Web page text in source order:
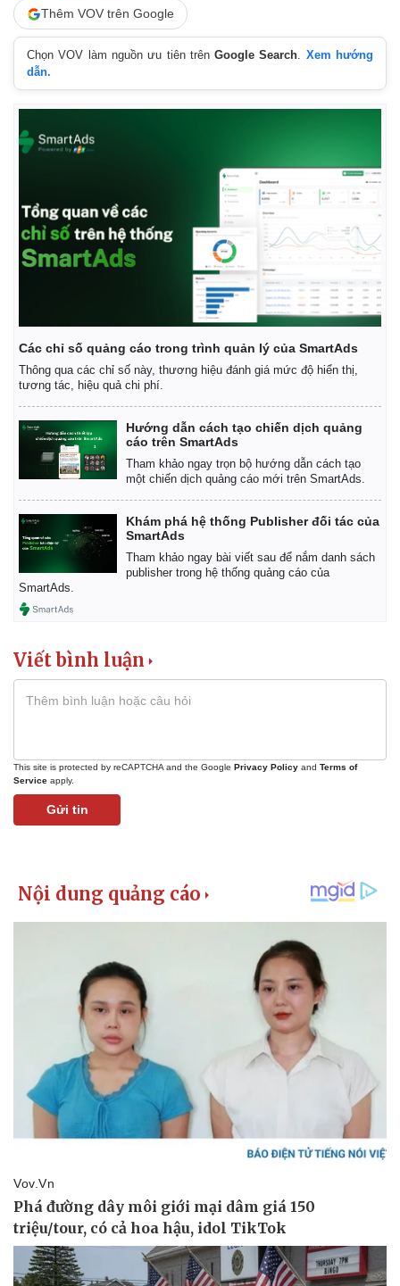
Kinh tế
Thêm VOV trên Google
Chọn VOV làm nguồn ưu tiên trênGoogle Search. Xem hướng
dẫn.
Các chỉ số quảng cáo trong trình quản lý của SmartAds
Thông qua các chỉ số này, thương hiệu đánh giá mức độ hiển thị,
tương tác, hiệu quả chi phí.
Hướng dẫn cách tạo chiến dịch quảng
cáo trên SmartAds
Tham khảo ngay trọn bộ hướng dẫn cách tạo
một chiến dịch quảng cáo mới trên SmartAds.
Khám phá hệ thống Publisher đối tác của
SmartAds
Tham khảo ngay bài viết sau để nắm danh sách
publisher trong hệ thống quảng cáo của
SmartAds.
Viết bình luận
This site is protected by reCAPTCHA and the Google Privacy Policy and Terms of
Service apply.
Gửi tin